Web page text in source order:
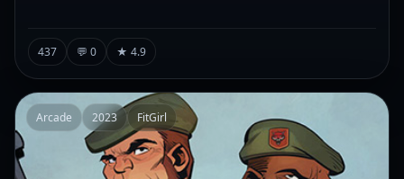
437 💬 0 ★ 4.9
Arcade 2023 FitGirl